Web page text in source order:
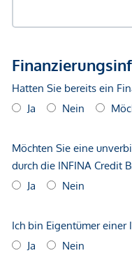
Vertragsabschluss
gegenüber dem
geltend zu machen. Wir
gemachten Angaben
Gewähr erfolgen. Der